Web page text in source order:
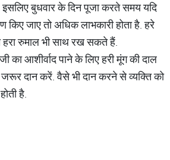
इसलिए बुधवार के दिन पूजा करते समय यदि
किए जाए तो अधिक लाभकारी होता है. हरे
हरा रुमाल भी साथ रख सकते हैं.
का आशीर्वाद पाने के लिए हरी मूंग की दाल
दान करें. वैसे भी दान करने से व्यक्ति को
है.